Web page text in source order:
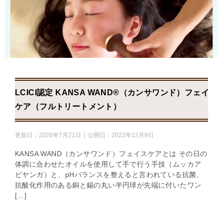
LCICI認定 KANSA WAND®（カンサワンド）フェイス
ケア（フルトリートメント）
更新日： 2026年7月21日 公開日： 2022年12月9日
KANSA WAND（カンサワンド）フェイスケアとは その日の
体調に合わせたオイルを使用して手で行う手技（ムッカア
ビヤンガ）と、pHバランスを整えると言われている抗菌、
抗酸化作用のある銅と錫の丸い半円球が先端に付いたワン
[…]